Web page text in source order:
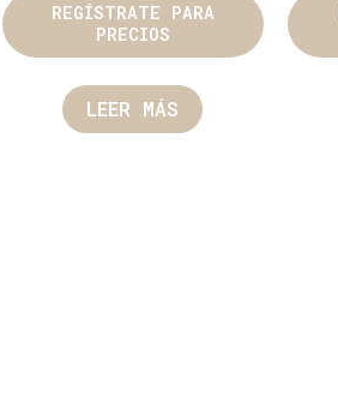
REGÍSTRATE PARA
PRECIOS
LEER MÁS